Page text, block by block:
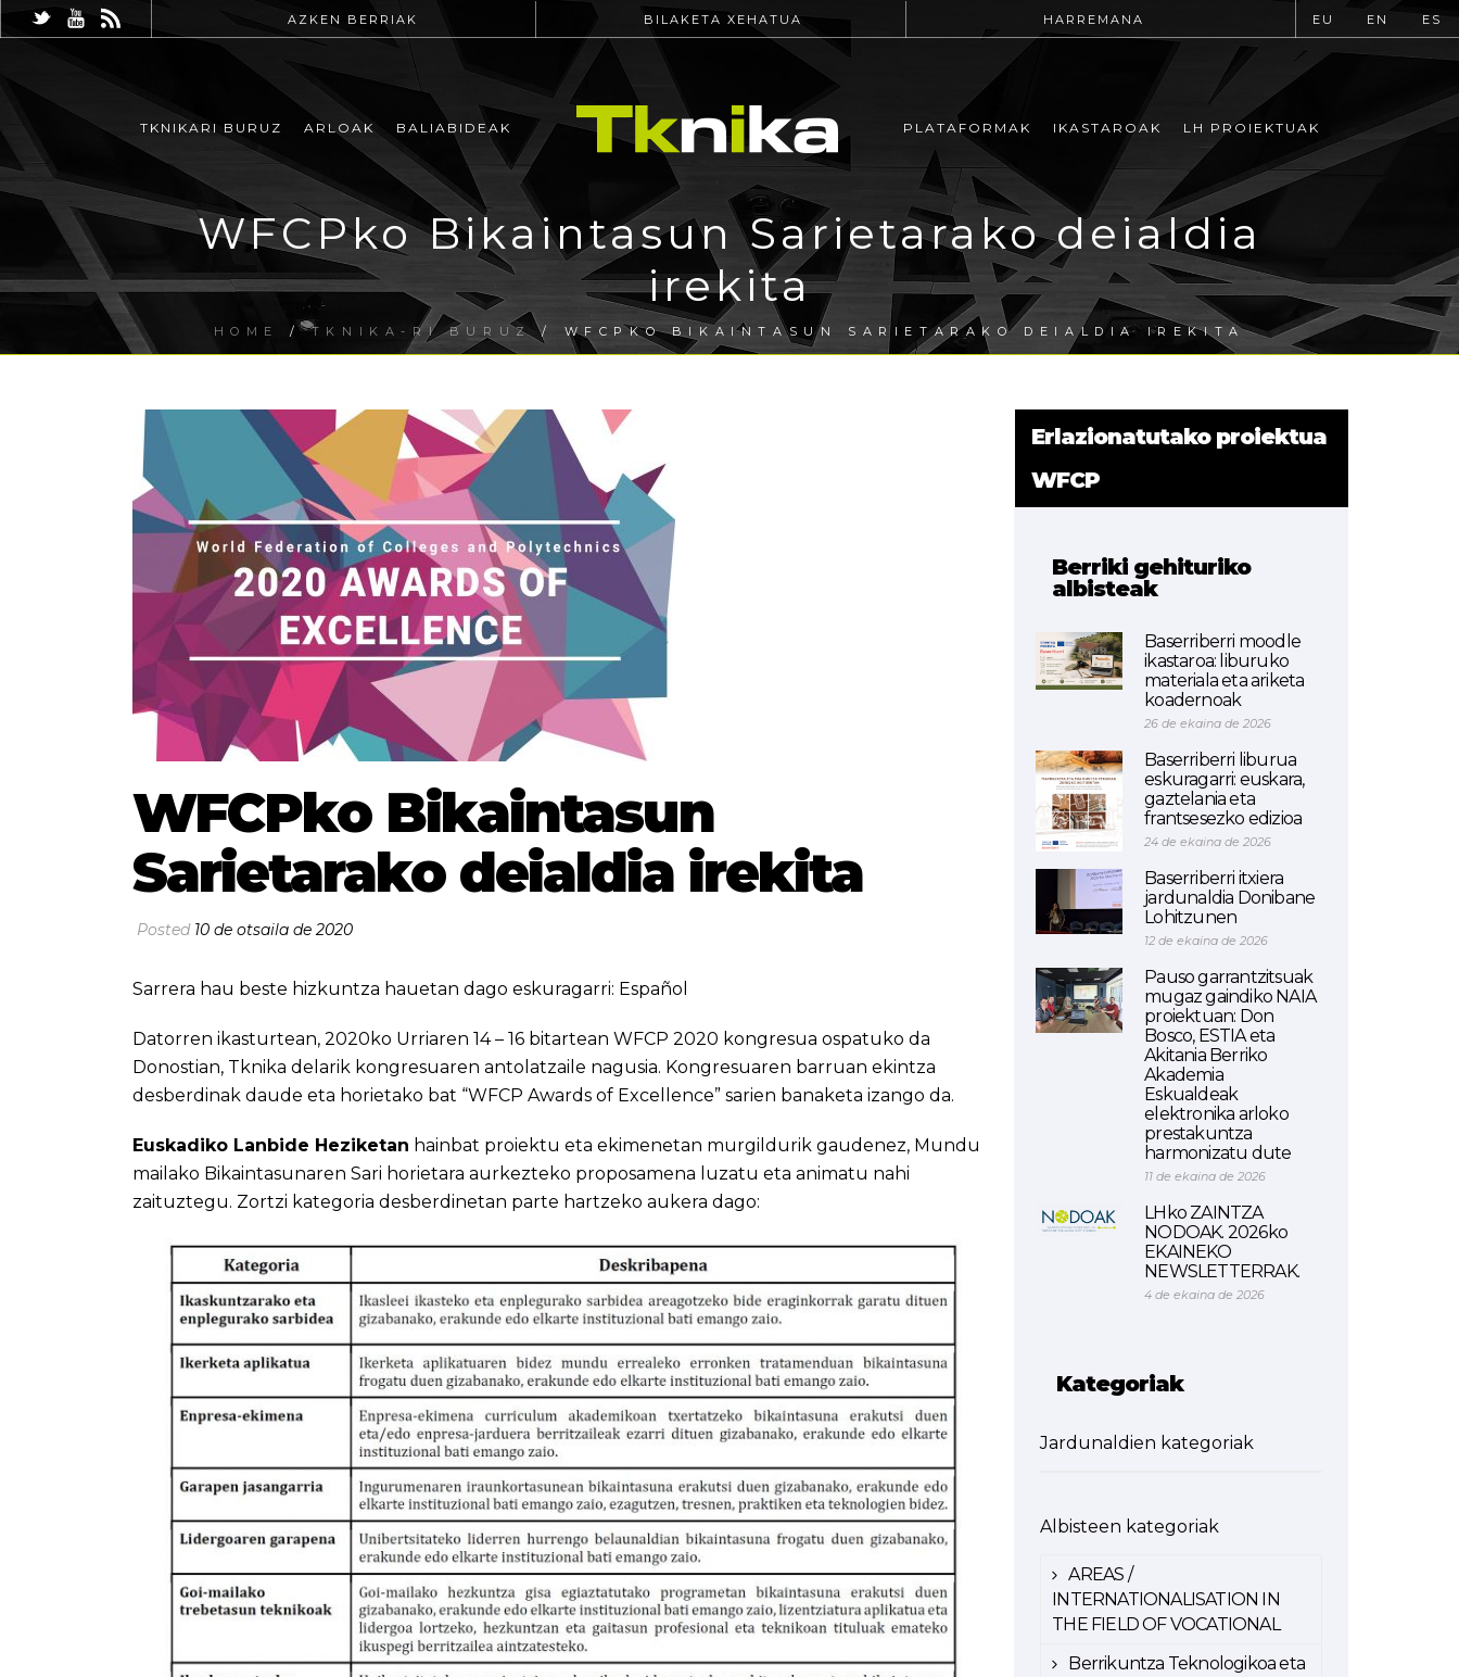
AZKEN BERRIAK BILAKETA XEHATUA HARREMANA EU EN ES
TKNIKARI BURUZ ARLOAK BALIABIDEAK PLATAFORMAK IKASTAROAK LH PROIEKTUAK
WFCPko Bikaintasun Sarietarako deialdia
irekita
HOME /TKNIKA-RI BURUZ / WFCPKO BIKAINTASUN SARIETARAKO DEIALDIA IREKITA
WFCPko Bikaintasun
Sarietarako deialdia irekita
Posted 10 de otsaila de 2020
Sarrera hau beste hizkuntza hauetan dago eskuragarri: Español
Datorren ikasturtean, 2020ko Urriaren 14 – 16 bitartean WFCP 2020 kongresua ospatuko da
Donostian, Tknika delarik kongresuaren antolatzaile nagusia. Kongresuaren barruan ekintza
desberdinak daude eta horietako bat “WFCP Awards of Excellence” sarien banaketa izango da.
Euskadiko Lanbide Heziketan hainbat proiektu eta ekimenetan murgildurik gaudenez, Mundu
mailako Bikaintasunaren Sari horietara aurkezteko proposamena luzatu eta animatu nahi
zaituztegu. Zortzi kategoria desberdinetan parte hartzeko aukera dago:
Erlazionatutako proiektua
WFCP
Berriki gehituriko
albisteak
Baserriberri moodle
ikastaroa: liburuko
materiala eta ariketa
koadernoak
26 de ekaina de 2026
Baserriberri liburua
eskuragarri: euskara,
gaztelania eta
frantsesezko edizioa
24 de ekaina de 2026
Baserriberri itxiera
jardunaldia Donibane
Lohitzunen
12 de ekaina de 2026
Pauso garrantzitsuak
mugaz gaindiko NAIA
proiektuan: Don
Bosco, ESTIA eta
Akitania Berriko
Akademia
Eskualdeak
elektronika arloko
prestakuntza
harmonizatu dute
11 de ekaina de 2026
LHko ZAINTZA
NODOAK. 2026ko
EKAINEKO
NEWSLETTERRAK.
4 de ekaina de 2026
Kategoriak
Jardunaldien kategoriak
Albisteen kategoriak
AREAS /
INTERNATIONALISATION IN
THE FIELD OF VOCATIONAL
Berrikuntza Teknologikoa eta